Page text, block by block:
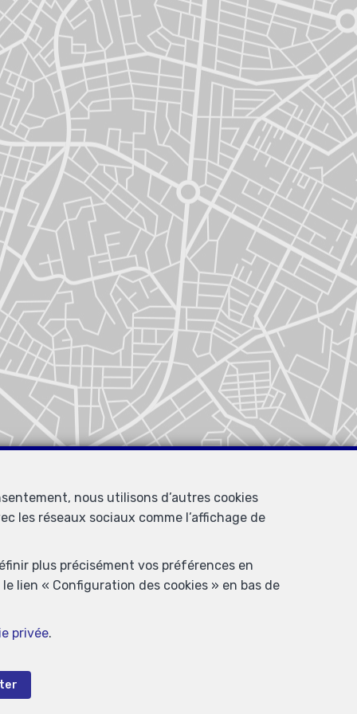
nous utilisons d’autres cookies
les réseaux sociaux comme l’affichage de
plus précisément vos préférences en
lien « Configuration des cookies » en bas de
privée.